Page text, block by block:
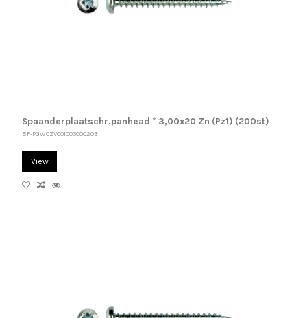
Spaanderplaatschr.panhead * 3,00x20 Zn (Pz1) (200st)
BF-PGWCZV001003000203
View